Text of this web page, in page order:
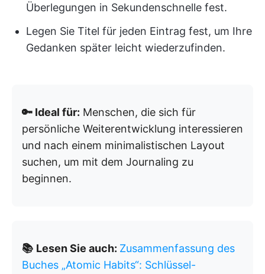
Überlegungen in Sekundenschnelle fest.
Legen Sie Titel für jeden Eintrag fest, um Ihre
Gedanken später leicht wiederzufinden.
🔑 Ideal für: Menschen, die sich für
persönliche Weiterentwicklung interessieren
und nach einem minimalistischen Layout
suchen, um mit dem Journaling zu
beginnen.
📚 Lesen Sie auch: Zusammenfassung des
Buches „Atomic Habits“: Schlüssel-